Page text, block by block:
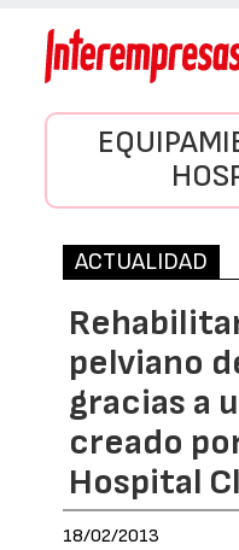
ACTUALIDAD
pelviano
gracias a
creado
Hospital
18/02/2013